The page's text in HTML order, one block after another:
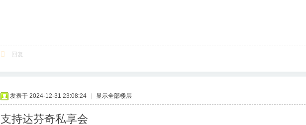
回复
发表于 2024-12-31 23:08:24 显示全部楼层
支持达芬奇私享会